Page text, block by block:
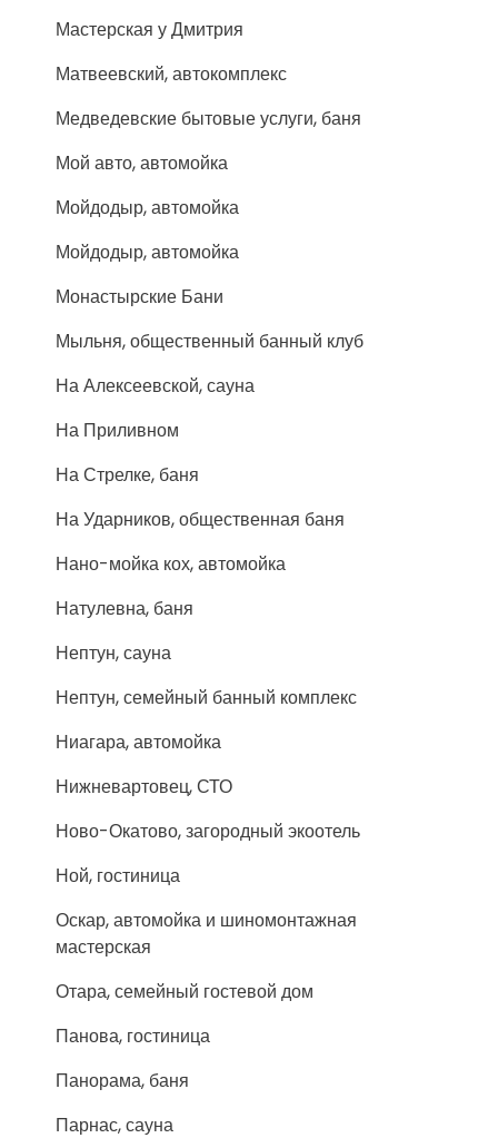
Мастерская у Дмитрия
Матвеевский, автокомплекс
Медведевские бытовые услуги, баня
Мой авто, автомойка
Мойдодыр, автомойка
Мойдодыр, автомойка
Монастырские Бани
Мыльня, общественный банный клуб
На Алексеевской, сауна
На Приливном
На Стрелке, баня
На Ударников, общественная баня
Нано-мойка кох, автомойка
Натулевна, баня
Нептун, сауна
Нептун, семейный банный комплекс
Ниагара, автомойка
Нижневартовец, СТО
Ново-Окатово, загородный экоотель
Ной, гостиница
Оскар, автомойка и шиномонтажная
мастерская
Отара, семейный гостевой дом
Панова, гостиница
Панорама, баня
Парнас, сауна